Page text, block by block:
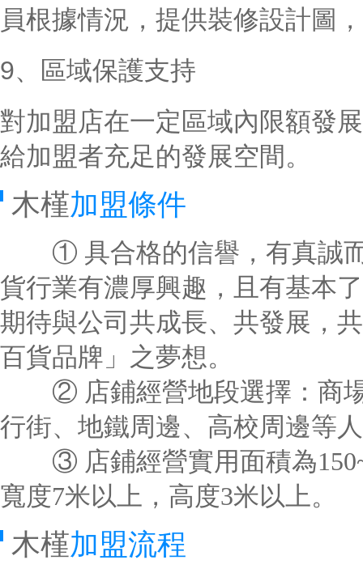
員根據情況，提供裝修設計圖
9、區域保護支持
對加盟店在一定區域內限額發
給加盟者充足的發展空間。
木槿加盟條件
① 具合格的信譽，有真誠而
貨行業有濃厚興趣，且有基本
期待與公司共成長、共發展，
百貨品牌」之夢想。
② 店鋪經營地段選擇：商場
行街、地鐵周邊、高校周邊等
③ 店鋪經營實用面積為
寬度7米以上，高度3米以上。
木槿加盟流程